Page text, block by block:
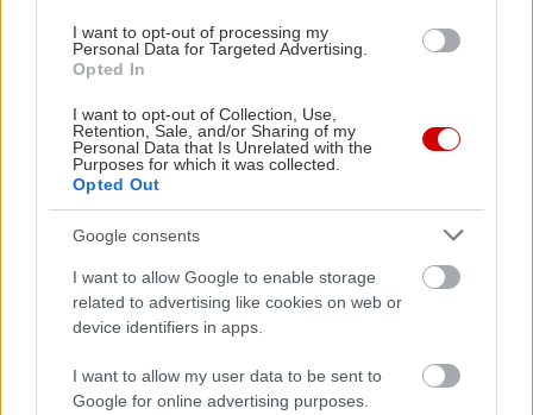
I want to opt-out of processing my
Personal Data for Targeted Advertising.
Opted In
I want to opt-out of Collection, Use,
Retention, Sale, and/or Sharing of my
Personal Data that Is Unrelated with the
Purposes for which it was collected.
Opted Out
Google consents
I want to allow Google to enable storage
related to advertising like cookies on web or
device identifiers in apps.
I want to allow my user data to be sent to
Google for online advertising purposes.
mini bar, θυρίδα ασφαλείας και air condition. Το
δίκλινο δωμάτιο την υψηλή τουριστική περίοδο
κοστίζει 70 ευρώ.
Φαγητό και διασκέδαση
Σε όλους σχεδόν τους οικισμούς του νησιού θα
βρείτε ταβέρνες και εστιατόρια που προσφέρουν
φρέσκο ψάρι και εξαιρετικά μαγειρευτά –με
σπεσιαλιτέ τα τοπικά παραδοσιακά πιάτα, όπως οι
μαραθοτιγανίτες, οι λιαστές ντομάτες, τα τοπικά
λουκάνικα και η ρεβυθάδα (ρεβίθια στο φούρνο).